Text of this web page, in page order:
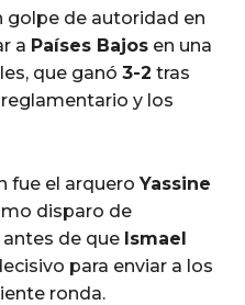
golpe de autoridad en
a Países Bajos en una
que ganó 3-2 tras
y los
fue el arquero Yassine
disparo de
antes de que Ismael
para enviar a los
ronda.